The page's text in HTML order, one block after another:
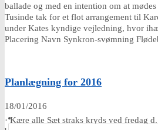
ballade og med en intention om at
Tusinde tak for et flot arrangement til
under Kates kyndige vejledning, hvor
Placering Navn Synkron-svømning
Planlægning for 2016
18/01/2016
· Kære alle Sæt straks kryds ved fredag